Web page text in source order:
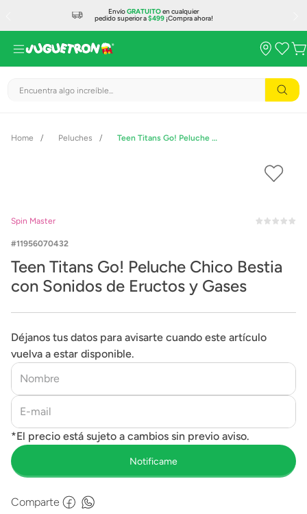
EnvíoGRATUITOen cualquier
pedido superior a$499¡Compra ahora!
Encuentra algo increíble...
Peluches Teen Titans Go! Peluche Chico Bestia con Sonidos de Eructos y Gases
Spin Master
11956070432
Teen Titans Go! Peluche Chico Bestia
con Sonidos de Eructos y Gases
Déjanos tus datos para avisarte cuando este artículo
vuelva a estar disponible.
Comparte